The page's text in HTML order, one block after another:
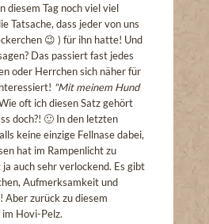
diesem Tag noch viel viel
Tatsache, dass jeder von uns
😉 ) für ihn hatte! Und
Das passiert fast jedes
oder Herrchen sich näher für
"Mit meinem Hund
oft ich diesen Satz gehört
doch?! 🙂 In den letzten
keine einzige Fellnase dabei,
hat im Rampenlicht zu
auch sehr verlockend. Es gibt
Aufmerksamkeit und
Aber zurück zu diesem
im Hovi-Pelz.